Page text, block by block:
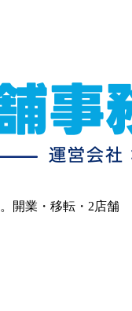
開業・移転・2店舗